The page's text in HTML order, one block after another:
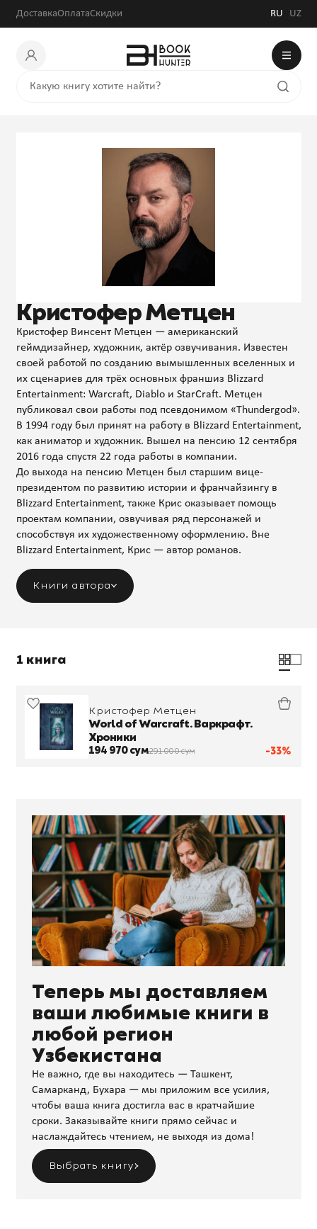
ДоставкаОплатаСкидки RU UZ
Кристофер Метцен
Кристофер Винсент Метцен — американский
геймдизайнер, художник, актёр озвучивания. Известен
своей работой по созданию вымышленных вселенных и
их сценариев для трёх основных франшиз Blizzard
Entertainment: Warcraft, Diablo и StarCraft. Метцен
публиковал свои работы под псевдонимом «Thundergod».
В 1994 году был принят на работу в Blizzard Entertainment,
как аниматор и художник. Вышел на пенсию 12 сентября
2016 года спустя 22 года работы в компании.
До выхода на пенсию Метцен был старшим вице-
президентом по развитию истории и франчайзингу в
Blizzard Entertainment, также Крис оказывает помощь
проектам компании, озвучивая ряд персонажей и
способствуя их художественному оформлению. Вне
Blizzard Entertainment, Крис — автор романов.
Книги автора
1 книга
-33%
Кристофер Метцен
World of Warcraft. Варкрафт.
Хроники
194 970 сум291 000 сум
Теперь мы доставляем
ваши любимые книги в
любой регион
Узбекистана
Не важно, где вы находитесь — Ташкент,
Самарканд, Бухара — мы приложим все усилия,
чтобы ваша книга достигла вас в кратчайшие
сроки. Заказывайте книги прямо сейчас и
наслаждайтесь чтением, не выходя из дома!
Выбрать книгу